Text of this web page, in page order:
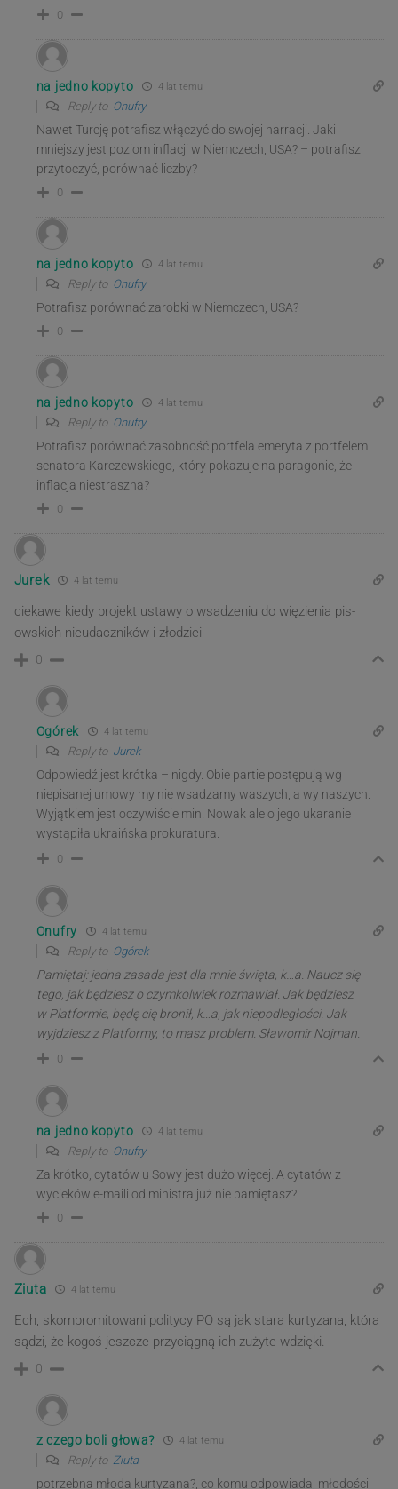
0
na jedno kopyto 4 lat temu
Reply to Onufry
Nawet Turcję potrafisz włączyć do swojej narracji. Jaki
mniejszy jest poziom inflacji w Niemczech, USA? – potrafisz
przytoczyć, porównać liczby?
0
na jedno kopyto 4 lat temu
Reply to Onufry
Potrafisz porównać zarobki w Niemczech, USA?
0
na jedno kopyto 4 lat temu
Reply to Onufry
Potrafisz porównać zasobność portfela emeryta z portfelem
senatora Karczewskiego, który pokazuje na paragonie, że
inflacja niestraszna?
0
Jurek 4 lat temu
ciekawe kiedy projekt ustawy o wsadzeniu do więzienia pis-
owskich nieudaczników i złodziei
0
Ogórek 4 lat temu
Reply to Jurek
Odpowiedź jest krótka – nigdy. Obie partie postępują wg
niepisanej umowy my nie wsadzamy waszych, a wy naszych.
Wyjątkiem jest oczywiście min. Nowak ale o jego ukaranie
wystąpiła ukraińska prokuratura.
0
Onufry 4 lat temu
Reply to Ogórek
Pamiętaj: jedna zasada jest dla mnie święta, k…a. Naucz się
tego, jak będziesz o czymkolwiek rozmawiał. Jak będziesz
w Platformie, będę cię bronił, k…a, jak niepodległości. Jak
wyjdziesz z Platformy, to masz problem. Sławomir Nojman.
0
na jedno kopyto 4 lat temu
Reply to Onufry
Za krótko, cytatów u Sowy jest dużo więcej. A cytatów z
wycieków e-maili od ministra już nie pamiętasz?
0
Ziuta 4 lat temu
Ech, skompromitowani politycy PO są jak stara kurtyzana, która
sądzi, że kogoś jeszcze przyciągną ich zużyte wdzięki.
0
z czego boli głowa? 4 lat temu
Reply to Ziuta
potrzebna młoda kurtyzana?, co komu odpowiada, młodości